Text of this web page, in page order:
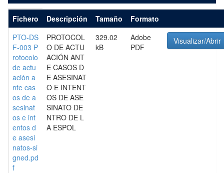
Fichero Descripción Tamaño
Formato
PTO-DS
F-003 P
rotocolo
de actu
ación a
nte cas
os de a
sesinat
os e int
entos d
e asesi
natos-si
gned.pd
f
PROTOCOL
O DE ACTU
ACIÓN ANT
E CASOS D
E ASESINAT
O E INTENT
OS DE ASE
SINATO DE
NTRO DE L
A ESPOL
329.02
kB
Adobe
PDF
Visualizar/Abrir